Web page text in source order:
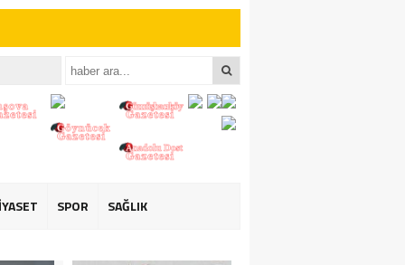
İçin Anlamlı
İçin Anlamlı
SPOR SAĞLIK